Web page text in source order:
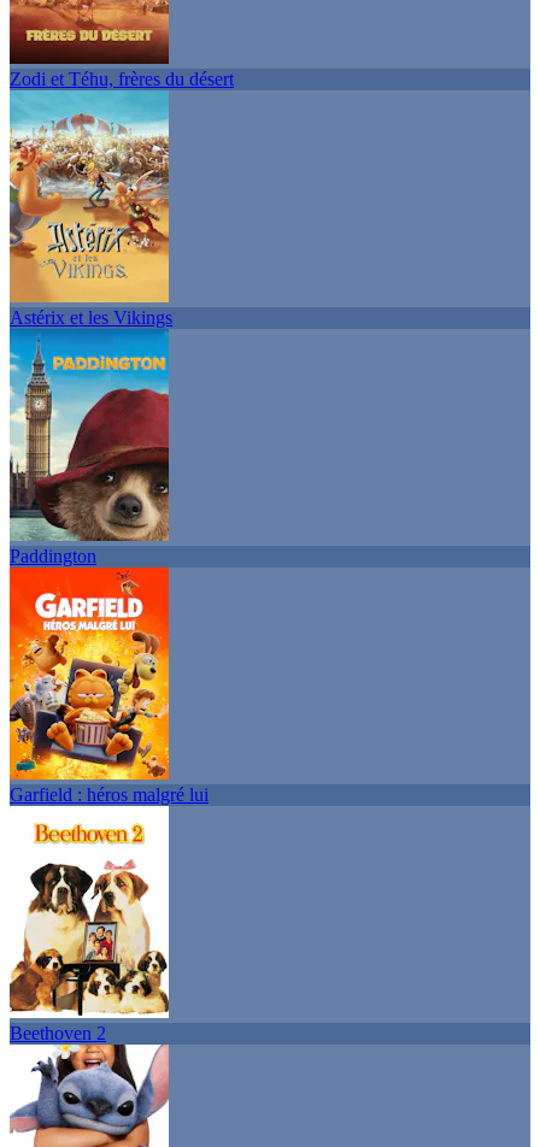
Zodi et Téhu, frères du désert
Astérix et les Vikings
Paddington
Garfield : héros malgré lui
Beethoven 2